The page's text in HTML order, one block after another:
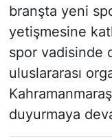
branşta yeni
yetişmesine
spor vadisinde
uluslararası
duyurmaya